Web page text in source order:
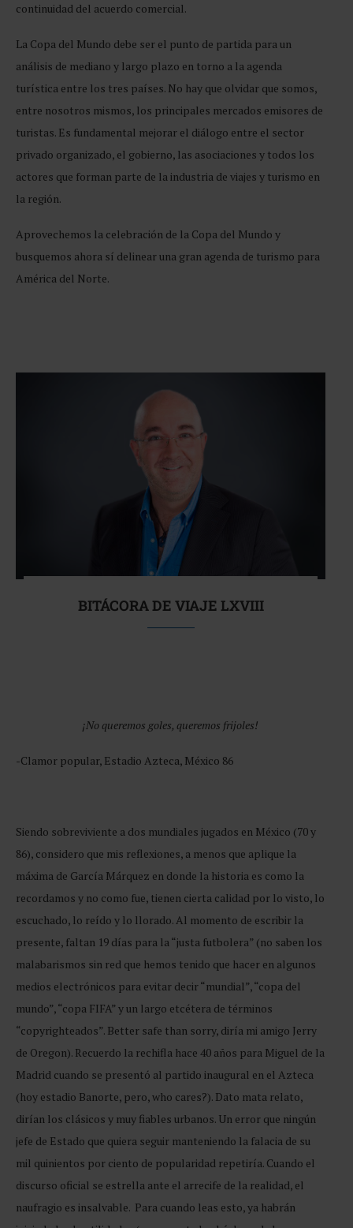
continuidad del acuerdo comercial.
La Copa del Mundo debe ser el punto de partida para un
análisis de mediano y largo plazo en torno a la agenda
turística entre los tres países. No hay que olvidar que somos,
entre nosotros mismos, los principales mercados emisores de
turistas. Es fundamental mejorar el diálogo entre el sector
privado organizado, el gobierno, las asociaciones y todos los
actores que forman parte de la industria de viajes y turismo en
la región.
Aprovechemos la celebración de la Copa del Mundo y
busquemos ahora sí delinear una gran agenda de turismo para
América del Norte.
BITÁCORA DE VIAJE LXVIII
¡No queremos goles, queremos frijoles!
-Clamor popular, Estadio Azteca, México 86
Siendo sobreviviente a dos mundiales jugados en México (70 y
86), considero que mis reflexiones, a menos que aplique la
máxima de García Márquez en donde la historia es como la
recordamos y no como fue, tienen cierta calidad por lo visto, lo
escuchado, lo reído y lo llorado. Al momento de escribir la
presente, faltan 19 días para la “justa futbolera” (no saben los
malabarismos sin red que hemos tenido que hacer en algunos
medios electrónicos para evitar decir “mundial”, “copa del
mundo”, “copa FIFA” y un largo etcétera de términos
“copyrighteados”. Better safe than sorry, diría mi amigo Jerry
de Oregon). Recuerdo la rechifla hace 40 años para Miguel de la
Madrid cuando se presentó al partido inaugural en el Azteca
(hoy estadio Banorte, pero, who cares?). Dato mata relato,
dirían los clásicos y muy fiables urbanos. Un error que ningún
jefe de Estado que quiera seguir manteniendo la falacia de su
mil quinientos por ciento de popularidad repetiría. Cuando el
discurso oficial se estrella ante el arrecife de la realidad, el
naufragio es insalvable. Para cuando leas esto, ya habrán